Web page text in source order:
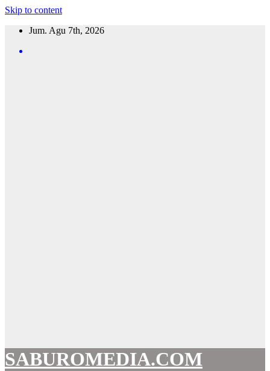
Skip to content
Jum. Agu 7th, 2026
SABUROMEDIA.COM